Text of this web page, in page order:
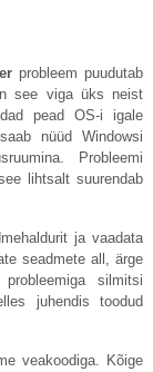
probleem puudutab
see viga üks neist
pead OS-i igale
nüüd Windowsi
Probleemi
lihtsalt suurendab
ja vaadata
seadmete all, ärge
silmitsi
juhendis toodud
veakoodiga. Kõige